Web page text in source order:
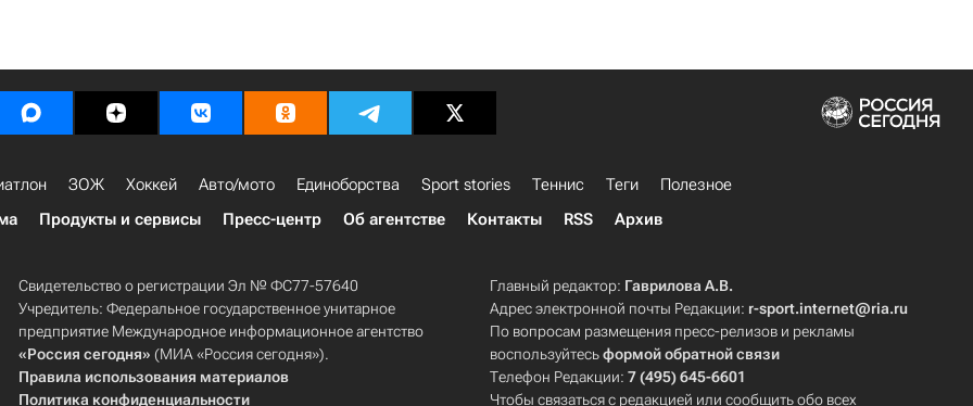
ЗОЖ Хоккей Авто/мото Единоборства Sport stories Теннис Теги
Полезное
Продукты и сервисы Пресс-центр Об агентстве Контакты RSS Архив
Свидетельство о регистрации Эл № ФС77-57640
Учредитель: Федеральное государственное унитарное
предприятие Международное информационное агентство
«Россия сегодня» (МИА «Россия сегодня»).
Правила использования материалов
Политика конфиденциальности
Главный редактор: Гаврилова А.В.
Адрес электронной почты Редакции: r-sport.internet@ria.ru
По вопросам размещения пресс-релизов и рекламы
воспользуйтесьформой обратной связи
Телефон Редакции:7 (495) 645-6601
Чтобы связаться с редакцией или сообщить обо всех